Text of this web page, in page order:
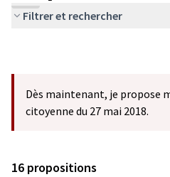
Filtrer et rechercher
Dès maintenant, je propose
citoyenne du 27 mai 2018.
16 propositions